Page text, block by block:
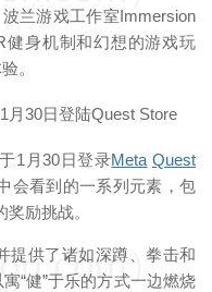
波兰游戏工作室Immersion
健身机制和幻想的游戏玩
。
1月30日登录Meta Quest
会看到的一系列元素，包
励挑战。
提供了诸如深蹲、拳击和
“健”于乐的方式一边燃烧
）